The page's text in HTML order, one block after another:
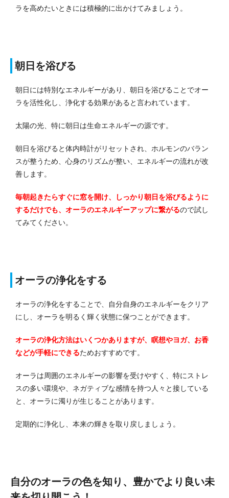
ラを高めたいときには積極的に出かけてみましょう。
朝日を浴びる
朝日には特別なエネルギーがあり、朝日を浴びることでオー
ラを活性化し、浄化する効果があると言われています。
太陽の光、特に朝日は生命エネルギーの源です。
朝日を浴びると体内時計がリセットされ、ホルモンのバラン
スが整うため、心身のリズムが整い、エネルギーの流れが改
善します。
毎朝起きたらすぐに窓を開け、しっかり朝日を浴びるように
するだけでも、オーラのエネルギーアップに繋がるので試し
てみてください。
オーラの浄化をする
オーラの浄化をすることで、自分自身のエネルギーをクリア
にし、オーラを明るく輝く状態に保つことができます。
オーラの浄化方法はいくつかありますが、瞑想やヨガ、お香
などが手軽にできるためおすすめです。
オーラは周囲のエネルギーの影響を受けやすく、特にストレ
スの多い環境や、ネガティブな感情を持つ人々と接している
と、オーラに濁りが生じることがあります。
定期的に浄化し、本来の輝きを取り戻しましょう。
自分のオーラの色を知り、豊かでより良い未